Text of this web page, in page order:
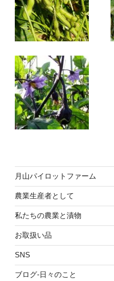
月山パイロットファーム
農業生産者として
私たちの農業と漬物
お取扱い品
SNS
ブログ-日々のこと